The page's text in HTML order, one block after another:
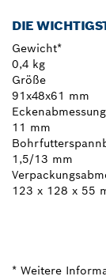
DIE
Gewicht*
0,4 kg
Größe
91x48x61 mm
11 mm
1,5/13 mm
123 x 128 x 55
* Weitere